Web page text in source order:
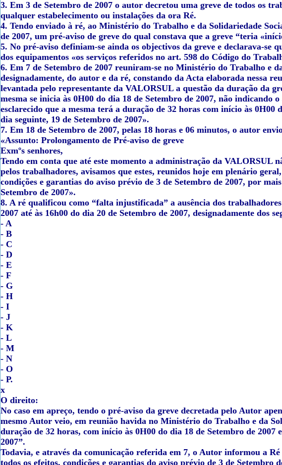
3. Em 3 de Setembro de 2007 o autor decretou uma greve de todos os
qualquer estabelecimento ou instalações da ora Ré.
4. Tendo enviado à ré, ao Ministério do Trabalho e da Solidariedade
de 2007, um pré-aviso de greve do qual constava que a greve “teria
5. No pré-aviso definiam-se ainda os objectivos da greve e declarava-se
dos equipamentos «os serviços referidos no art. 598 do Código do
6. Em 7 de Setembro de 2007 reuniram-se no Ministério do Trabalho e
designadamente, do autor e da ré, constando da Acta elaborada nessa
levantada pelo representante da VALORSUL a questão da duração da
mesma se inicia às 0H00 do dia 18 de Setembro de 2007, não indicando
esclarecido que a mesma terá a duração de 32 horas com início às 0H00
dia seguinte, 19 de Setembro de 2007».
7. Em 18 de Setembro de 2007, pelas 18 horas e 06 minutos, o autor
«Assunto: Prolongamento de Pré-aviso de greve
Exmºs senhores,
Tendo em conta que até este momento a administração da VALORSUL
pelos trabalhadores, avisamos que estes, reunidos hoje em plenário
condições e garantias do aviso prévio de 3 de Setembro de 2007, por
Setembro de 2007».
8. A ré qualificou como “falta injustificada” a ausência dos
2007 até às 16h00 do dia 20 de Setembro de 2007, designadamente dos
- A
- B
- C
- D
- E
- F
- G
- H
- I
- J
- K
- L
- M
- N
- O
- P.
x
O direito:
No caso em apreço, tendo o pré-aviso da greve decretada pelo Autor
mesmo Autor veio, em reunião havida no Ministério do Trabalho e da
duração de 32 horas, com início às 0H00 do dia 18 de Setembro de
2007”.
Todavia, e através da comunicação referida em 7, o Autor informou a
todos os efeitos, condições e garantias do aviso prévio de 3 de